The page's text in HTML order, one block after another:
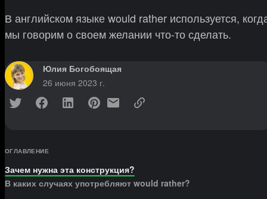
В английском языке would rather используется,
мы говорим о своем желании что-то сделать.
Юлия Богобоящая
26 июня 2023 г.
ОГЛАВЛЕНИЕ
Зачем нужна эта конструкция?
В каких случаях употребляют would rather?